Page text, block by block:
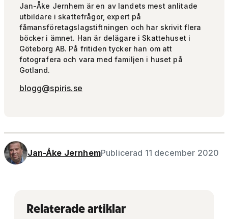
Jan-Åke Jernhem är en av landets mest anlitade
utbildare i skattefrågor, expert på
fåmansföretagslagstiftningen och har skrivit flera
böcker i ämnet. Han är delägare i Skattehuset i
Göteborg AB. På fritiden tycker han om att
fotografera och vara med familjen i huset på
Gotland.
blogg@spiris.se
Jan-Åke JernhemPublicerad 11 december 2020
Relaterade artiklar